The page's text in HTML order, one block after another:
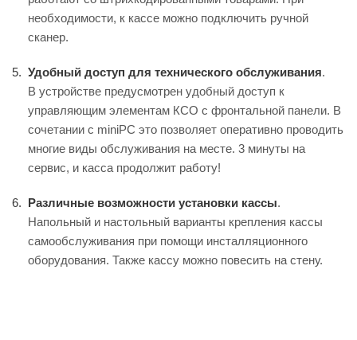
необходимости, к кассе можно подключить ручной
сканер.
Удобный доступ для технического обслуживания.
В устройстве предусмотрен удобный доступ к
управляющим элементам КСО с фронтальной панели. В
сочетании с miniPC это позволяет оперативно проводить
многие виды обслуживания на месте. 3 минуты на
сервис, и касса продолжит работу!
Различные возможности установки кассы.
Напольный и настольный варианты крепления кассы
самообслуживания при помощи инсталляционного
оборудования. Также кассу можно повесить на стену.